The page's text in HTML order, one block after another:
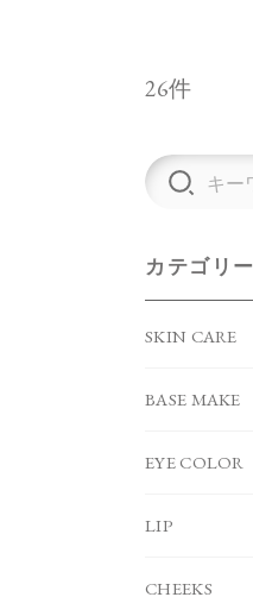
26件
カテゴリー
SKIN CARE
BASE MAKE
EYE COLOR
LIP
CHEEKS